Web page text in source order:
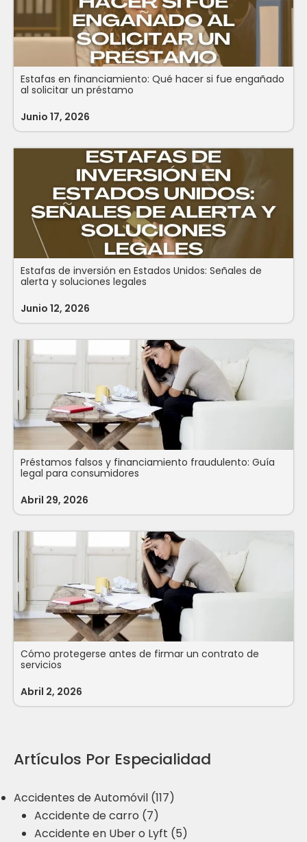
Estafas en financiamiento: Qué hacer si fue engañado
al solicitar un préstamo
Junio 17, 2026
Estafas de inversión en Estados Unidos: Señales de
alerta y soluciones legales
Junio 12, 2026
Préstamos falsos y financiamiento fraudulento: Guía
legal para consumidores
Abril 29, 2026
Cómo protegerse antes de firmar un contrato de
servicios
Abril 2, 2026
Artículos Por Especialidad
Accidentes de Automóvil (117)
Accidente de carro (7)
Accidente en Uber o Lyft (5)